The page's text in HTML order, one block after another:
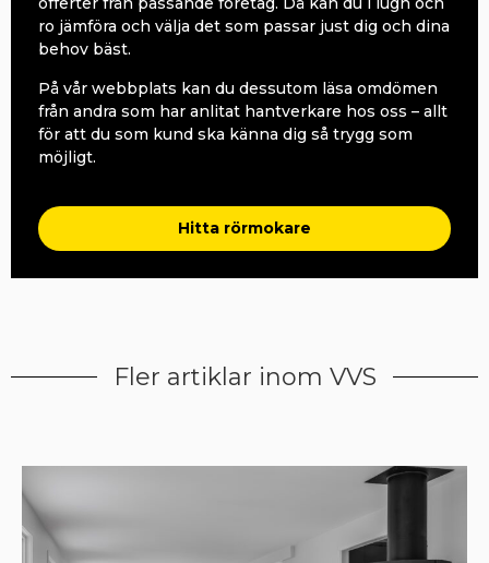
ro jämföra och välja det som passar just dig och dina
behov bäst.
På vår webbplats kan du dessutom läsa omdömen
från andra som har anlitat hantverkare hos oss – allt
för att du som kund ska känna dig så trygg som
möjligt.
Hitta rörmokare
Fler artiklar inom VVS